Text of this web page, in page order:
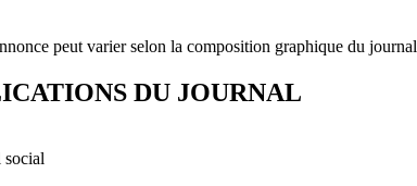
peut varier selon la composition graphique du journal
DU JOURNAL